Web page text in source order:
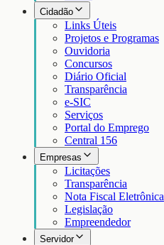
Cidadão
Links Úteis
Projetos e Programas
Ouvidoria
Concursos
Diário Oficial
Transparência
e-SIC
Serviços
Portal do Emprego
Central 156
Empresas
Licitações
Transparência
Nota Fiscal Eletrônica
Legislação
Empreendedor
Servidor